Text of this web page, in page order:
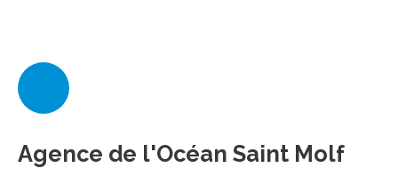
Agence de l'Océan Saint Molf